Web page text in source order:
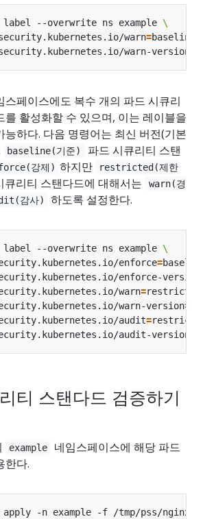
label --overwrite ns example
warn
=baseline
warn-version
스페이스에도 복수 개의 파드 시큐리
를 활성화할 수 있으며, 이는 레이블을
능하다. 다음 명령어는 최신 버전(기본
baseline(기준)
파드 시큐리티 스탠
강제) 하지만
restricted(제한
큐리티 스탠다드에 대해서는
warn(경
감사) 하도록 설정한다.
label --overwrite ns example
enforce
=
enforce-version
warn
=
warn-version
=
audit
=
audit-version
티 스탠다드 검증하기
example
네임스페이스에 해당 파드
한다.